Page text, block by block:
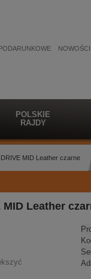
NOWOŚCI
POLSKIE
RAJDY
MID Leather czarne
Leather